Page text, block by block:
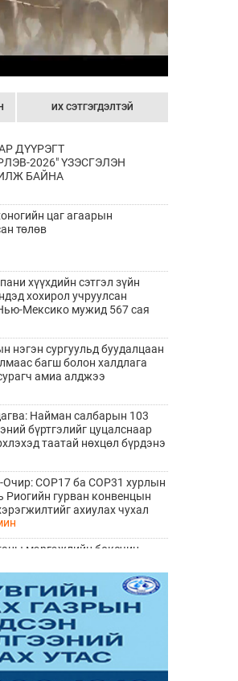
ИХ СЭТГЭГДЭЛТЭЙ
ДҮҮРЭГТ
2026" ҮЗЭСГЭЛЭН
БАЙНА
цаг агаарын
төлөв
хүүхдийн сэтгэл зүйн
хохирол учруулсан
Мексико мужид 567 сая
болжээ
нэгэн сургуульд буудалцаан
багш болон халдлага
амиа алджээ
Найман салбарын 103
бүртгэлийг цуцалснаар
таатай нөхцөл бүрдэнэ
COP17 ба COP31 хурлын
Риогийн гурван конвенцын
ахиулах чухал
мэргэжлийн боксчин
хийж хаясан хэрэгт
байна
2027" Жон Галлианогийн
нээгдэх болсон нь
маргаан дагуулж эхлэв